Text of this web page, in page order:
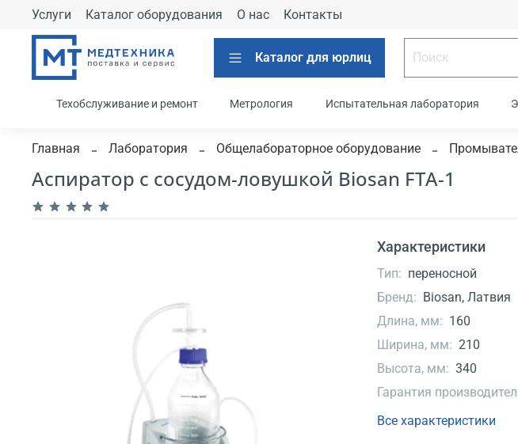
Услуги Каталог оборудования О нас Контакты
Каталог для юрлиц
Техобслуживание и ремонт Метрология Испытательная лаборатория
Главная Лаборатория Общелабораторное оборудование
Аспиратор с сосудом-ловушкой Biosan FTA-1
Характеристики
Тип: переносной
Бренд: Biosan, Латвия
Длина, мм: 160
Ширина, мм: 210
Высота, мм: 340
Гарантия
Все характеристики